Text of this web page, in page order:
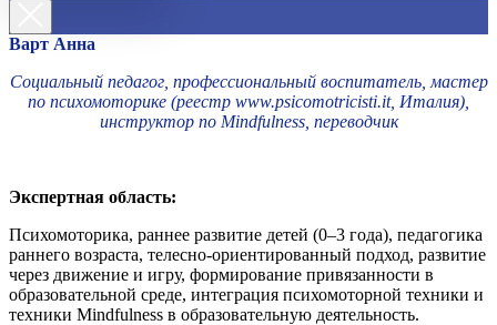
Варт Анна
Социальный педагог, профессиональный воспитатель, мастер
по психомоторике (реестр www.psicomotricisti.it, Италия),
инструктор по Mindfulness, переводчик
Экспертная область:
Психомоторика, раннее развитие детей (0–3 года), педагогика
раннего возраста, телесно-ориентированный подход, развитие
через движение и игру, формирование привязанности в
образовательной среде, интеграция психомоторной техники и
техники Mindfulness в образовательную деятельность.